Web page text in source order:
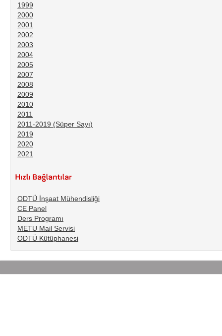
1999
2000
2001
2002
2003
2004
2005
2007
2008
2009
2010
2011
2011-2019 (Süper Sayı)
2019
2020
2021
ODTÜ İnşaat Mühendisliği
CE Panel
Ders Programı
METU Mail Servisi
ODTÜ Kütüphanesi